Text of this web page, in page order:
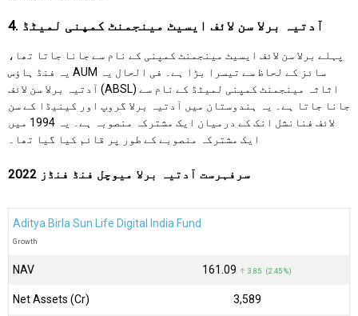
4. آدتیہ برلا سن لائف ایسیٹ مینجمنٹ کمپنی لمیٹڈ
پہلے برلا سن لائف ایسیٹ مینجمنٹ کمپنی کے نام سے جانا جاتا تھا،
یہ فنڈ ہاؤس AUM سائز کے لحاظ سے تیسرا بڑا ہے۔ فی الحال یہ
آدتیہ برلا سن لائف (ABSL) اثاثہ مینجمنٹ کمپنی لمیٹڈ کے نام سے
جانا جاتا ہے۔ یہ ہندوستان میں آدتیہ برلا گروپ اور کینیڈا کے سن
لائف فنانشل انک کے درمیان ایک مشترکہ منصوبہ ہے۔ یہ 1994 میں
ایک مشترکہ منصوبے کے طور پر قائم کیا گیا تھا۔
سرفہرست آدتیہ برلا میوچل فنڈ فنڈز 2022
Aditya Birla Sun Life Digital India Fund
Growth
NAV ₹161.09 ↑ 3.85 (2.45 %)
Net Assets (Cr) ₹3,589